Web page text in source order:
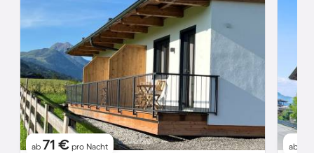
ab 71 € pro Nacht ab